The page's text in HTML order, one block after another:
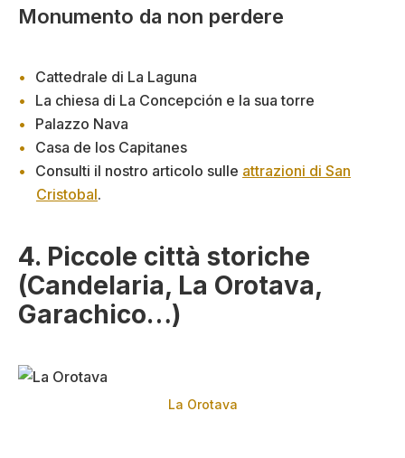
Monumento da non perdere
Cattedrale di La Laguna
La chiesa di La Concepción e la sua torre
Palazzo Nava
Casa de los Capitanes
Consulti il nostro articolo sulle attrazioni di San
Cristobal.
4. Piccole città storiche
(Candelaria, La Orotava,
Garachico…)
La Orotava